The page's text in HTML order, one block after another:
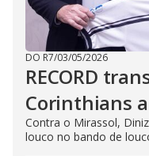
DO R7/03/05/2026
RECORD
Corinthians
Contra o Mirassol,
louco no bando de